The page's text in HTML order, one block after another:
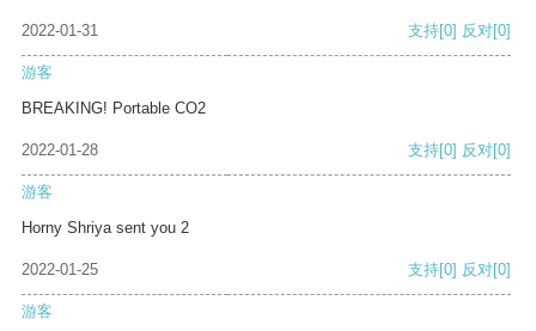
2022-01-31 支持[0] 反对[0]
游客
BREAKING! Portable CO2
2022-01-28 支持[0] 反对[0]
游客
Horny Shriya sent you 2
2022-01-25 支持[0] 反对[0]
游客